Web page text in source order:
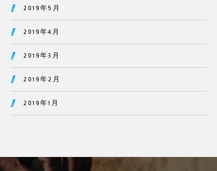
2019年5月
2019年4月
2019年3月
2019年2月
2019年1月